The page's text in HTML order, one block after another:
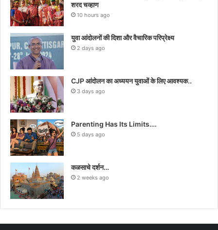
शरद चव्हाण
10 hours ago
युवा आंदोलनों की दिशा और वैचारिक परिप्रेक्ष्य
2 days ago
CJP आंदोलन का अध्ययन युवाओं के लिए आवश्यक..
3 days ago
Parenting Has Its Limits….
5 days ago
कळसाचे दर्शन…
2 weeks ago